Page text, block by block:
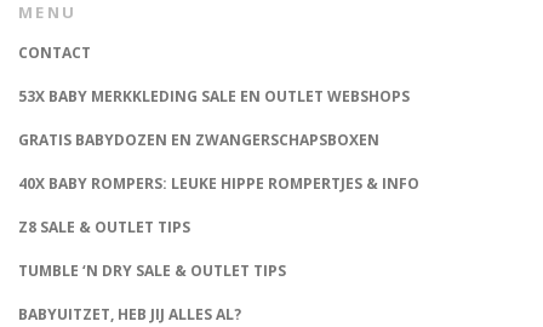
MENU
CONTACT
53X BABY MERKKLEDING SALE EN OUTLET WEBSHOPS
GRATIS BABYDOZEN EN ZWANGERSCHAPSBOXEN
40X BABY ROMPERS: LEUKE HIPPE ROMPERTJES & INFO
Z8 SALE & OUTLET TIPS
TUMBLE ‘N DRY SALE & OUTLET TIPS
BABYUITZET, HEB JIJ ALLES AL?